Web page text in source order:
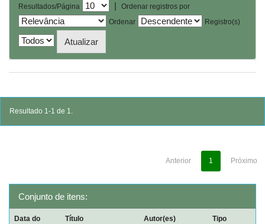
Resultados/Página |
Ordenar registros por
Ordenar
Registro(s)
Resultado 1-1 de 1.
Anterior 1 Próximo
Conjunto de itens:
Data do
Título Autor(es) Tipo